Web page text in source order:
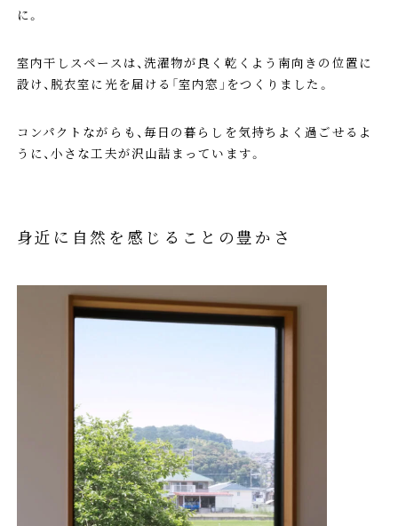
に。
室内干しスペースは、洗濯物が良く乾くよう南向きの位置に
設け、脱衣室に光を届ける「室内窓」をつくりました。
コンパクトながらも、毎日の暮らしを気持ちよく過ごせるよ
うに、小さな工夫が沢山詰まっています。
身近に自然を感じることの豊かさ